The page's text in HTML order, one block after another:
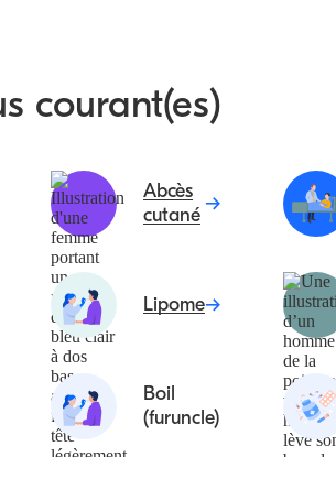
courant(es)
Abcès
cutané
Lipome
Boil
(furuncle)